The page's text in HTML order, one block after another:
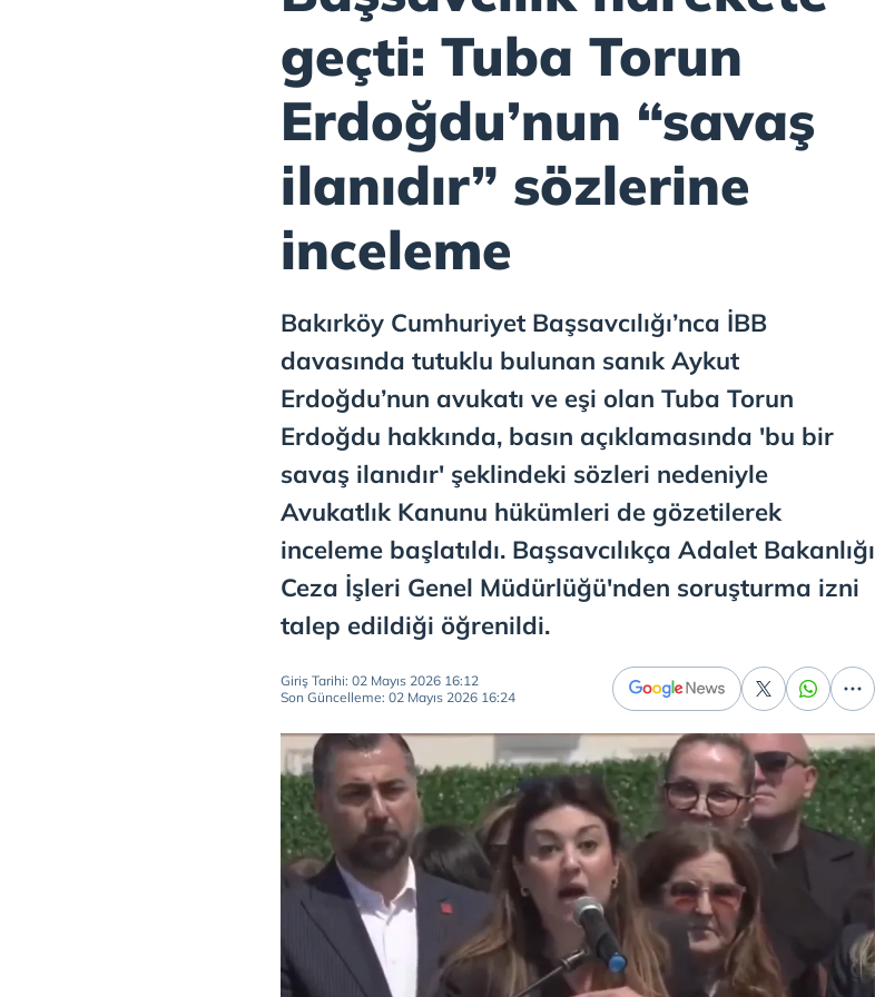
geçti: Tuba Torun
Erdoğdu’nun “savaş
ilanıdır” sözlerine
inceleme
Bakırköy Cumhuriyet Başsavcılığı’nca İBB
davasında tutuklu bulunan sanık Aykut
Erdoğdu’nun avukatı ve eşi olan Tuba Torun
Erdoğdu hakkında, basın açıklamasında 'bu bir
savaş ilanıdır' şeklindeki sözleri nedeniyle
Avukatlık Kanunu hükümleri de gözetilerek
inceleme başlatıldı. Başsavcılıkça Adalet Bakanlığı
Ceza İşleri Genel Müdürlüğü'nden soruşturma izni
talep edildiği öğrenildi.
Giriş Tarihi: 02 Mayıs 2026 16:12
Son Güncelleme: 02 Mayıs 2026 16:24